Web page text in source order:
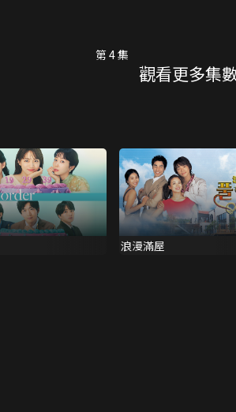
第 4 集
觀看更多集
浪漫滿屋